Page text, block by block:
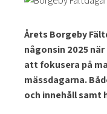
Årets Borgeby
någonsin 2025
att fokusera på
mässdagarna.
och innehåll samt